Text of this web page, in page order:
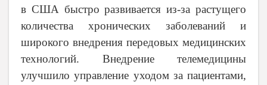
в США быстро развивается из-за растущего
количества хронических заболеваний и
широкого внедрения передовых медицинских
технологий. Внедрение телемедицины
улучшило управление уходом за пациентами,